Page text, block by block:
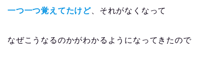
一つ一つ覚えてたけど 、それがなくなって
なぜこうなるのかがわかるようになってきたので